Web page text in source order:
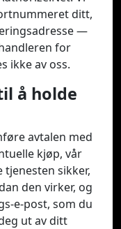
ditt,
—
for
ikke av oss.
å holde
avtalen med
kjøp, vår
tjenesten sikker,
den virker, og
e-post, som du
ut av ditt